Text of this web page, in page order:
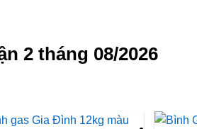
2 tháng 08/2026